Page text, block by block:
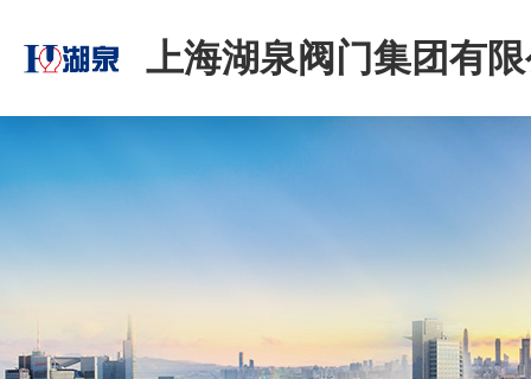
上海湖泉阀门集团有